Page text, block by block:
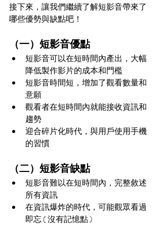
接下來，讓我們繼續了解短影音帶來了
哪些優勢與缺點吧！
（一）短影音優點
短影音可以在短時間內產出，大幅
降低製作影片的成本和門檻
短影音時間短，增加了觀看數量和
意願
觀看者在短時間內就能接收資訊和
趨勢
迎合碎片化時代，與用戶使用手機
的習慣
（二）短影音缺點
短影音難以在短時間內，完整敘述
所有資訊
在資訊爆炸的時代，可能觀眾看過
即忘 ( 沒有記憶點 )